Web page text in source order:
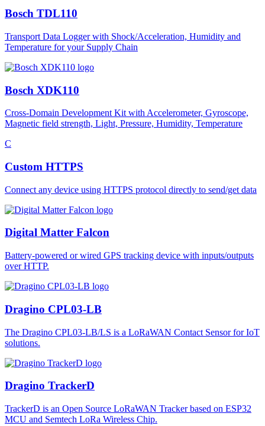
Bosch TDL110
Transport Data Logger with Shock/Acceleration, Humidity and
Temperature for your Supply Chain
Bosch XDK110
Cross-Domain Development Kit with Accelerometer, Gyroscope,
Magnetic field strength, Light, Pressure, Humidity, Temperature
C
Custom HTTPS
Connect any device using HTTPS protocol directly to send/get data
Digital Matter Falcon
Battery-powered or wired GPS tracking device with inputs/outputs
over HTTP.
Dragino CPL03-LB
The Dragino CPL03-LB/LS is a LoRaWAN Contact Sensor for IoT
solutions.
Dragino TrackerD
TrackerD is an Open Source LoRaWAN Tracker based on ESP32
MCU and Semtech LoRa Wireless Chip.